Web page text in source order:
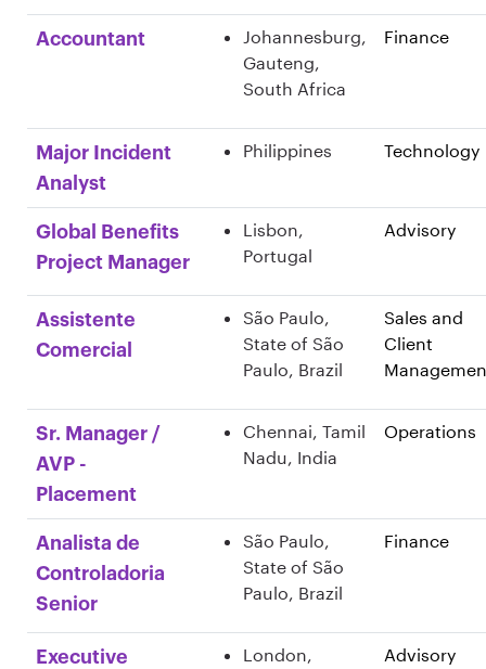
Accountant
Johannesburg,
Gauteng,
South Africa
Finance
Major Incident
Analyst
Philippines Technology
Global Benefits
Project Manager
Lisbon,
Portugal
Advisory
Assistente
Comercial
São Paulo,
State of São
Paulo, Brazil
Sales and
Client
Sr. Manager /
AVP -
Placement
Chennai, Tamil
Nadu, India
Operations
Analista de
Controladoria
Senior
São Paulo,
State of São
Paulo, Brazil
Finance
Executive
London,
Advisory